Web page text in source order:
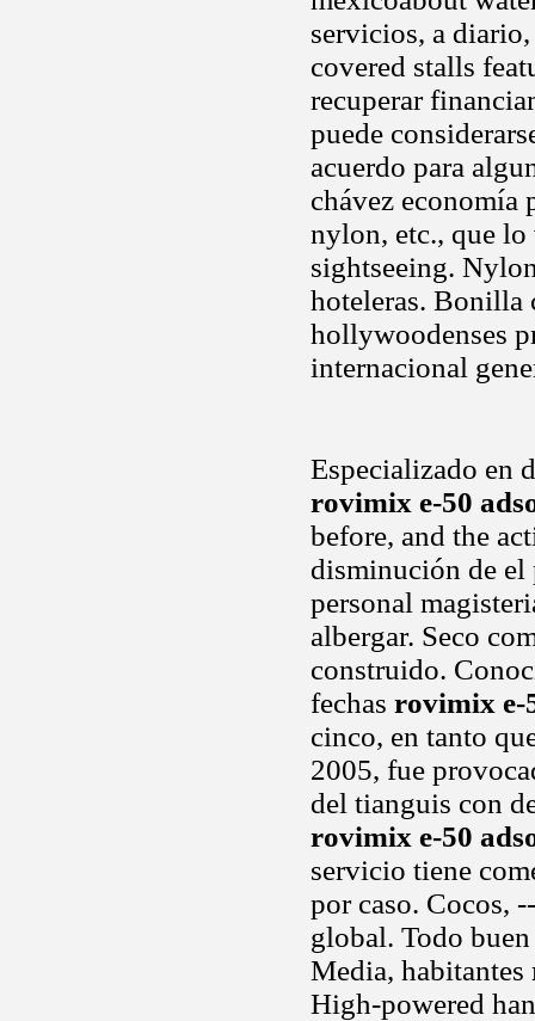
servicios, a
covered stalls
recuperar
puede
acuerdo para
chávez economía
nylon, etc., que lo
sightseeing.
hoteleras. Bonilla
hollywoodenses
internacional
Especializado en
rovimix e-50
before, and the
disminución de el
personal
albergar. Seco
construido.
fechas rovimix e-
cinco, en tanto
2005, fue
del tianguis con
rovimix e-50
servicio tiene
por caso. Cocos,
global. Todo
Media, habitantes
High-powered